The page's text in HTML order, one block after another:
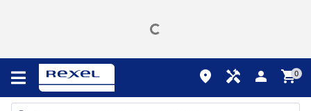
place handyman person shopping_cart0